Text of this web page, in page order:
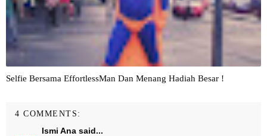
Selfie Bersama EffortlessMan Dan Menang Hadiah Besar !
4 COMMENTS:
Ismi Ana said...